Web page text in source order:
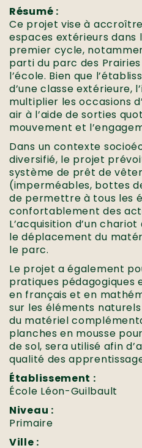
Résumé :
Ce projet vise à
espaces extérieurs dans
premier cycle,
parti du parc des
l’école. Bien que
d’une classe extérieure,
multiplier les occasions
air à l’aide de sorties
mouvement et
Dans un contexte
diversifié, le projet
système de prêt de
(imperméables, bottes
de permettre à tous les
confortablement des
L’acquisition d’un
le déplacement du
le parc.
Le projet a également
pratiques pédagogiques
en français et en
sur les éléments
du matériel
planches en mousse
de sol, sera utilisé afin
qualité des
Établissement :
École Léon-Guilbault
Niveau :
Primaire
Ville :